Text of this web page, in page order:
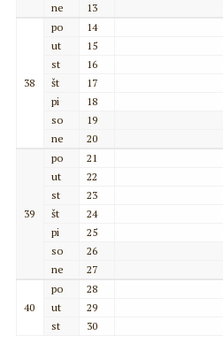
ne
13
38
po
14
ut
15
st
16
št
17
pi
18
so
19
ne
20
39
po
21
ut
22
st
23
št
24
pi
25
so
26
ne
27
40
po
28
ut
29
st
30